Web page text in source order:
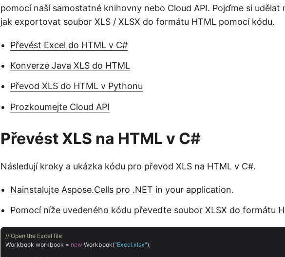
pomocí naší samostatné knihovny nebo Cloud API. Pojďme si udělat
jak exportovat soubor XLS / XLSX do formátu HTML pomocí kódu.
Převést Excel do HTML v C#
Konverze Java XLS do HTML
Převod XLS do HTML v Pythonu
Prozkoumejte Cloud API
Převést XLS na HTML v C#
Následují kroky a ukázka kódu pro převod XLS na HTML v C#.
Nainstalujte Aspose.Cells pro .NET in your application.
Pomocí níže uvedeného kódu převeďte soubor XLSX do formátu
// Open the Excel file
Workbook workbook = new Workbook("Excel.xlsx");